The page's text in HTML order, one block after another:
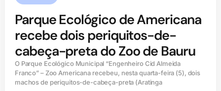
Parque Ecológico de Americana
recebe dois periquitos-de-
cabeça-preta do Zoo de Bauru
O Parque Ecológico Municipal “Engenheiro Cid Almeida
Franco” – Zoo Americana recebeu, nesta quarta-feira (5), dois
machos de periquitos-de-cabeça-preta (Aratinga